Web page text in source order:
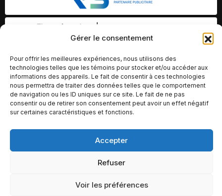
Gérer le consentement
Pour offrir les meilleures expériences, nous utilisons des
technologies telles que les témoins pour stocker et/ou accéder aux
informations des appareils. Le fait de consentir à ces technologies
nous permettra de traiter des données telles que le comportement
de navigation ou les ID uniques sur ce site. Le fait de ne pas
consentir ou de retirer son consentement peut avoir un effet négatif
sur certaines caractéristiques et fonctions.
Accepter
Refuser
Voir les préférences
© Copyright 2026 – Altomédia Inc |